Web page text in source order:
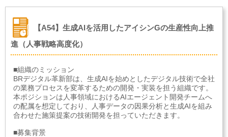
【A54】生成AIを活用したアイシンGの生産性向上推
進（人事戦略高度化）
■組織のミッション
BRデジタル革新部は、生成AIを始めとしたデジタル技術で全社
の業務プロセスを変革するための開発・実装を担う組織です。
本ポジションは人事領域におけるAIエージェント開発チームへ
の配属を想定しており、人事データの因果分析と生成AIを組み
合わせた施策提案の技術開発を担っていただきます。
■募集背景